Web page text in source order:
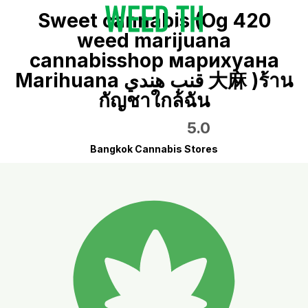
Sweet cannabis (Og 420
weed marijuana
cannabisshop марихуана
Marihuana قنب هندي 大麻 )ร้าน
กัญชาใกล้ฉัน
5.0
Bangkok Cannabis Stores